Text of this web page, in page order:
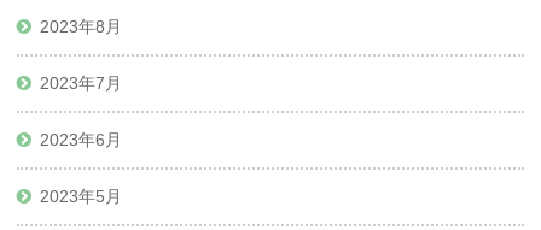
2023年8月
2023年7月
2023年6月
2023年5月